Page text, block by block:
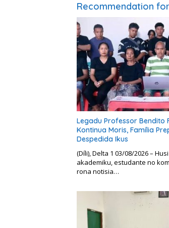
Recommendation
Legadu Professor Bendito
Kontinua Moris, Família
Despedida Ikus
(Díli), Delta 1 03/08/2026 –
akademiku, estudante no
rona notisia…